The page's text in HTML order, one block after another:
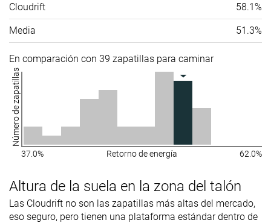
Cloudrift 58.1%
Media 51.3%
En comparación con 39 zapatillas para caminar
Número de zapatillas
37.0% Retorno de energía 62.0%
Altura de la suela en la zona del talón
Las Cloudrift no son las zapatillas más altas del mercado,
eso seguro, pero tienen una plataforma estándar dentro de